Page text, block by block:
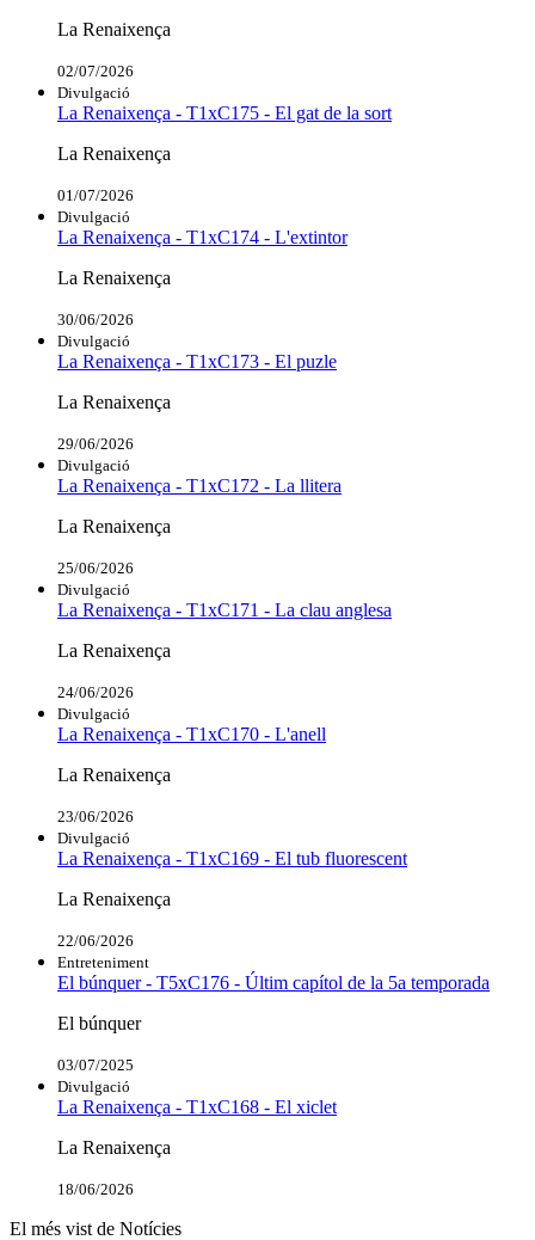
La Renaixença
02/07/2026
Divulgació
La Renaixença - T1xC175 - El gat de la sort
La Renaixença
01/07/2026
Divulgació
La Renaixença - T1xC174 - L'extintor
La Renaixença
30/06/2026
Divulgació
La Renaixença - T1xC173 - El puzle
La Renaixença
29/06/2026
Divulgació
La Renaixença - T1xC172 - La llitera
La Renaixença
25/06/2026
Divulgació
La Renaixença - T1xC171 - La clau anglesa
La Renaixença
24/06/2026
Divulgació
La Renaixença - T1xC170 - L'anell
La Renaixença
23/06/2026
Divulgació
La Renaixença - T1xC169 - El tub fluorescent
La Renaixença
22/06/2026
Entreteniment
El búnquer - T5xC176 - Últim capítol de la 5a temporada
El búnquer
03/07/2025
Divulgació
La Renaixença - T1xC168 - El xiclet
La Renaixença
18/06/2026
El més vist de Notícies